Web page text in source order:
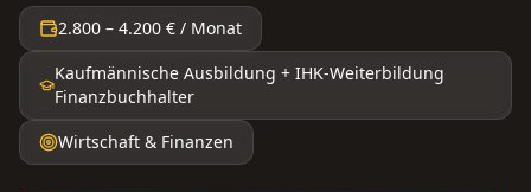
2.800 – 4.200 € / Monat
Kaufmännische Ausbildung + IHK-Weiterbildung
Finanzbuchhalter
Wirtschaft & Finanzen